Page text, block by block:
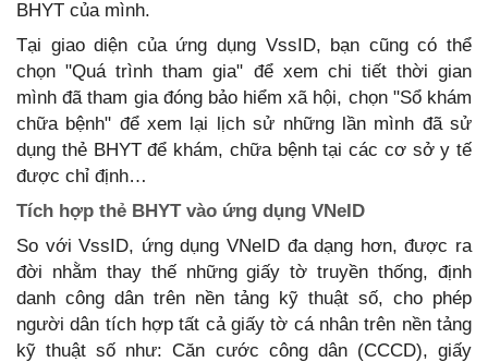
BHYT của mình.
Tại giao diện của ứng dụng VssID, bạn cũng có thể
chọn "Quá trình tham gia" để xem chi tiết thời gian
mình đã tham gia đóng bảo hiểm xã hội, chọn "Sổ khám
chữa bệnh" để xem lại lịch sử những lần mình đã sử
dụng thẻ BHYT để khám, chữa bệnh tại các cơ sở y tế
được chỉ định…
Tích hợp thẻ BHYT vào ứng dụng VNeID
So với VssID, ứng dụng VNeID đa dạng hơn, được ra
đời nhằm thay thế những giấy tờ truyền thống, định
danh công dân trên nền tảng kỹ thuật số, cho phép
người dân tích hợp tất cả giấy tờ cá nhân trên nền tảng
kỹ thuật số như: Căn cước công dân (CCCD), giấy